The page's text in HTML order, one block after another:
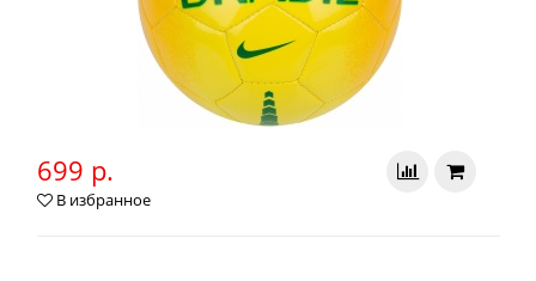
699 р.
В избранное